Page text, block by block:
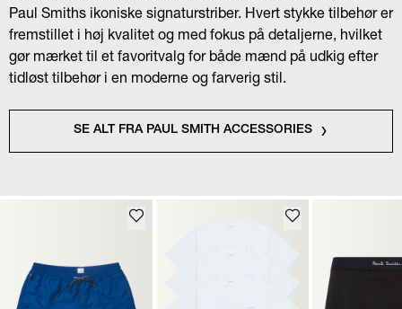
Paul Smiths ikoniske signaturstriber. Hvert stykke tilbehør er
fremstillet i høj kvalitet og med fokus på detaljerne, hvilket
gør mærket til et favoritvalg for både mænd på udkig efter
tidløst tilbehør i en moderne og farverig stil.
SE ALT FRA PAUL SMITH ACCESSORIES